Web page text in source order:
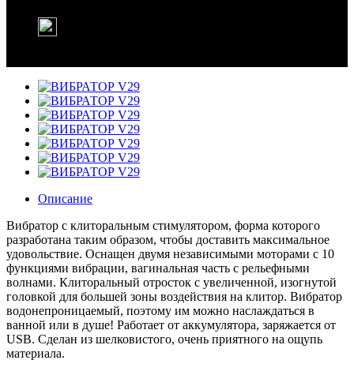
Описание
Вибратор с клиторальным стимулятором, форма которого
разработана таким образом, чтобы доставить максимальное
удовольствие. Оснащен двумя независимыми моторами с 10
функциями вибрации, вагинальная часть с рельефными
волнами. Клиторальный отросток с увеличенной, изогнутой
головкой для большей зоны воздействия на клитор. Вибратор
водонепроницаемый, поэтому им можно наслаждаться в
ванной или в душе! Работает от аккумулятора, заряжается от
USB. Сделан из шелковистого, очень приятного на ощупь
материала.